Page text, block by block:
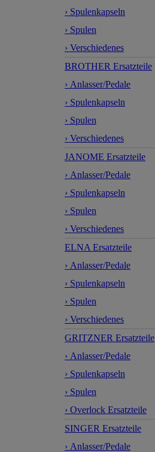
› Spulenkapseln
› Spulen
› Verschiedenes
BROTHER Ersatzteile
› Anlasser/Pedale
› Spulenkapseln
› Spulen
› Verschiedenes
JANOME Ersatzteile
› Anlasser/Pedale
› Spulenkapseln
› Spulen
› Verschiedenes
ELNA Ersatzteile
› Anlasser/Pedale
› Spulenkapseln
› Spulen
› Verschiedenes
GRITZNER Ersatzteile
› Anlasser/Pedale
› Spulenkapseln
› Spulen
› Overlock Ersatzteile
SINGER Ersatzteile
› Anlasser/Pedale